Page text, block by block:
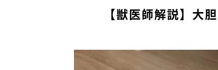
【獣医師解説】大